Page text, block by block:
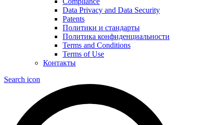
Data Privacy and Data Security
Patents
Политики и стандарты
Политика конфиденциальности
Terms and Conditions
Terms of Use
Контакты
Search icon